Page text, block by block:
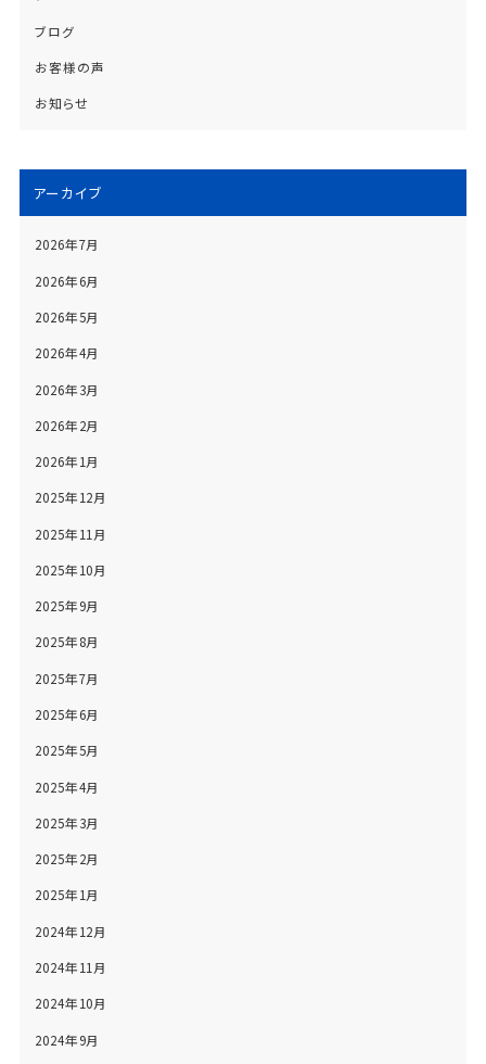
ブログ
お客様の声
お知らせ
アーカイブ
2026年7月
2026年6月
2026年5月
2026年4月
2026年3月
2026年2月
2026年1月
2025年12月
2025年11月
2025年10月
2025年9月
2025年8月
2025年7月
2025年6月
2025年5月
2025年4月
2025年3月
2025年2月
2025年1月
2024年12月
2024年11月
2024年10月
2024年9月